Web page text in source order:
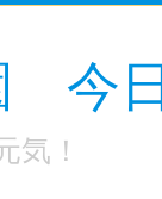
今
気！